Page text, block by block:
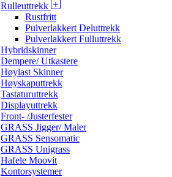
Rulleuttrekk
Rustfritt
Pulverlakkert Deluttrekk
Pulverlakkert Fulluttrekk
Hybridskinner
Dempere/ Utkastere
Høylast Skinner
Høyskaputtrekk
Tastaturuttrekk
Displayuttrekk
Front- /Justerfester
GRASS Jigger/ Maler
GRASS Sensomatic
GRASS Unigrass
Hafele Moovit
Kontorsystemer